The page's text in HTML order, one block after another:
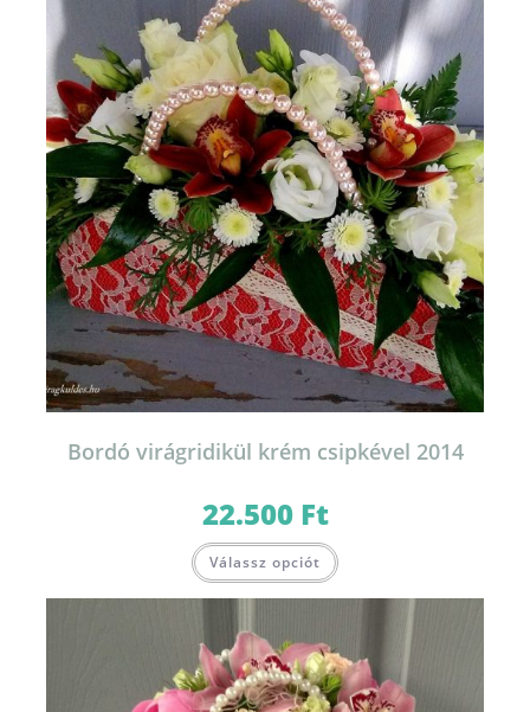
Bordó virágridikül krém csipkével 2014
22.500 Ft
Válassz opciót